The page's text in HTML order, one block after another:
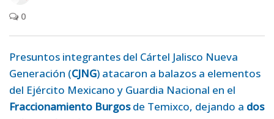
0
Presuntos integrantes del Cártel Jalisco Nueva
Generación (CJNG) atacaron a balazos a elementos
del Ejército Mexicano y Guardia Nacional en el
Fraccionamiento Burgosde Temixco, dejando a dos